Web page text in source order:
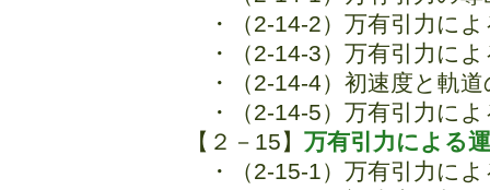
・（2-14-2）万有引力に
・（2-14-3）万有引力に
・（2-14-4）初速度と軌
・（2-14-5）万有引力に
【２－15】 万有引力による
・（2-15-1）万有引力に